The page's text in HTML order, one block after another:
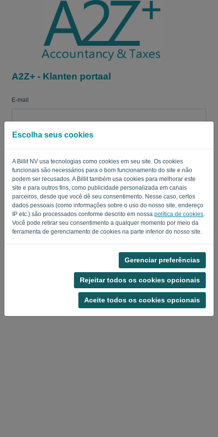
Escolha seus cookies
A Billit NV usa tecnologias como cookies em seu site. Os cookies
funcionais são necessários para o bom funcionamento do site e não
podem ser recusados. A Billit também usa cookies para melhorar este
site e para outros fins, como publicidade personalizada em canais
parceiros, desde que você dê seu consentimento. Nesse caso, certos
dados pessoais (como informações sobre o uso do nosso site, endereço
IP etc.) são processados conforme descrito em nossa política de cookies
Você pode retirar seu consentimento a qualquer momento por meio da
ferramenta de gerenciamento de cookies na parte inferior do nosso site.
Gerenciar preferências
Rejeitar todos os cookies opcionais
Aceite todos os cookies opcionais
A2Z+ - Klanten portaal
E-mail
Senha
Lembre-me Senha esquecida?
ENTRAR
-Termos e condições